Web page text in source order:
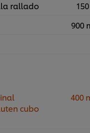
rallado
900
cubo
400